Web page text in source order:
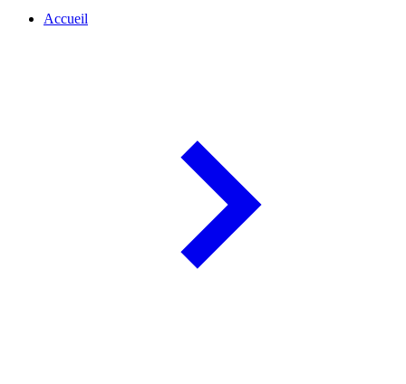
Accueil